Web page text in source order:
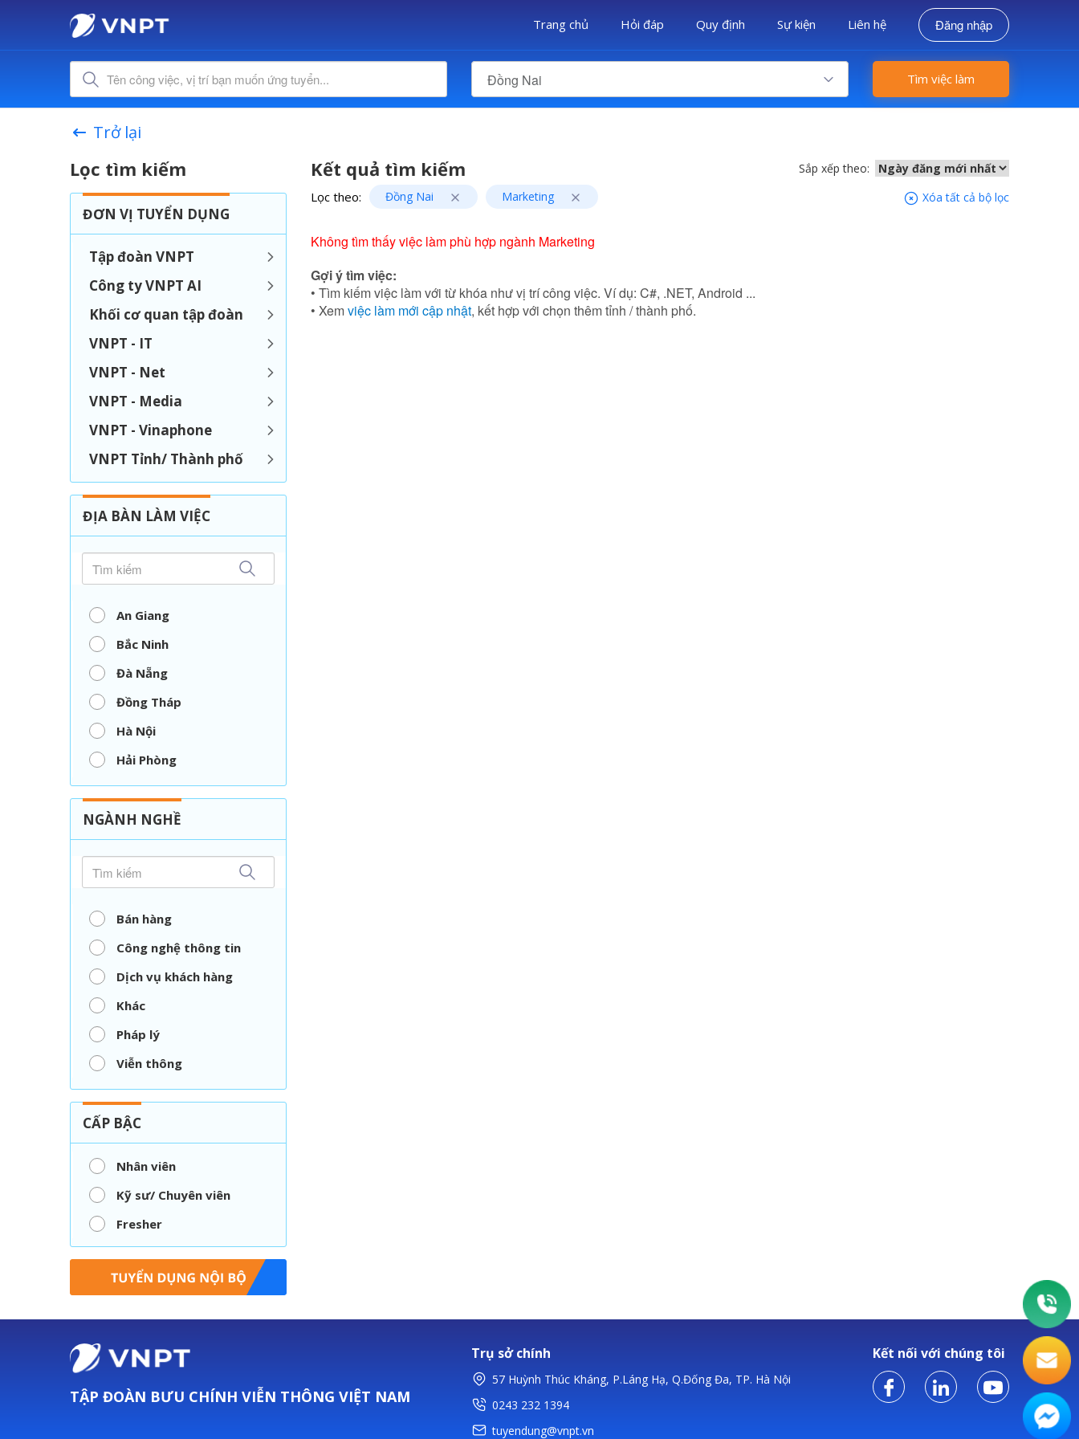
Trang chủ Hỏi đáp Quy định Sự kiện Liên hệ Đăng nhập
Đồng Nai Tìm việc làm
Trở lại
Lọc tìm kiếm
ĐƠN VỊ TUYỂN DỤNG
Tập đoàn VNPT
Công ty VNPT AI
Khối cơ quan tập đoàn
VNPT - IT
VNPT - Net
VNPT - Media
VNPT - Vinaphone
VNPT Tỉnh/ Thành phố
ĐỊA BÀN LÀM VIỆC
An Giang
Bắc Ninh
Đà Nẵng
Đồng Tháp
Hà Nội
Hải Phòng
Nghệ An
Thái Nguyên
Vĩnh Long
NGÀNH NGHỀ
Bán hàng
Công nghệ thông tin
Dịch vụ khách hàng
Khác
Pháp lý
Viễn thông
CẤP BẬC
Nhân viên
Kỹ sư/ Chuyên viên
Fresher
Kết quả tìm kiếm Sắp xếp theo:
Lọc theo: Đồng Nai Marketing Xóa tất cả bộ lọc
Không tìm thấy việc làm phù hợp ngành Marketing
Gợi ý tìm việc:
• Tìm kiếm việc làm với từ khóa như vị trí công việc. Ví dụ: C#, .NET, Android ...
• Xemviệc làm mới cập nhật, kết hợp với chọn thêm tỉnh / thành phố.
TẬP ĐOÀN BƯU CHÍNH VIỄN THÔNG VIỆT NAM
Trụ sở chính
57 Huỳnh Thúc Kháng, P.Láng Hạ, Q.Đống Đa, TP. Hà Nội
0243 232 1394
tuyendung@vnpt.vn
Kết nối với chúng tôi